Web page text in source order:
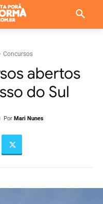
Concursos
abertos
do Sul
Por Mari Nunes